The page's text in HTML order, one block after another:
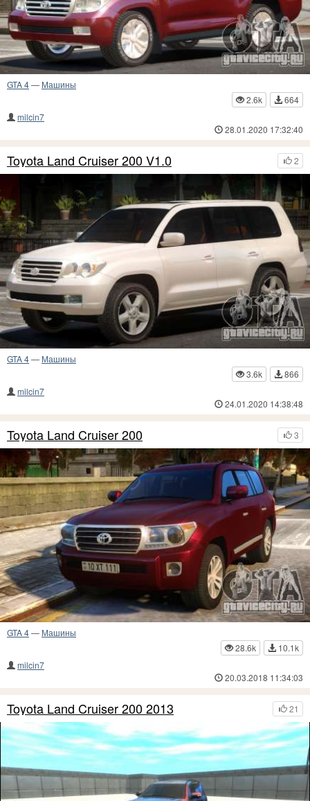
GTA 4— Машины
2.6k
664
milcin7
28.01.2020 17:32:40
2
Toyota Land Cruiser 200 V1.0
GTA 4— Машины
3.6k
866
milcin7
24.01.2020 14:38:48
3
Toyota Land Cruiser 200
GTA 4— Машины
28.6k
10.1k
milcin7
20.03.2018 11:34:03
21
Toyota Land Cruiser 200 2013